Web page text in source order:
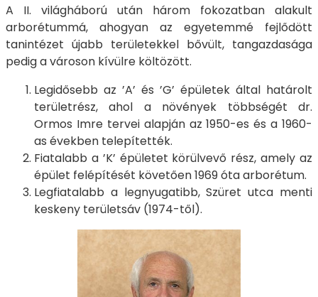
A II. világháború után három fokozatban alakult
arborétummá, ahogyan az egyetemmé fejlődött
tanintézet újabb területekkel bővült, tangazdasága
pedig a városon kívülre költözött.
Legidősebb az ’A’ és ’G’ épületek által határolt
területrész, ahol a növények többségét dr.
Ormos Imre tervei alapján az 1950-es és a 1960-
as években telepítették.
Fiatalabb a ’K’ épületet körülvevő rész, amely az
épület felépítését követően 1969 óta arborétum.
Legfiatalabb a legnyugatibb, Szüret utca menti
keskeny területsáv (1974-től).